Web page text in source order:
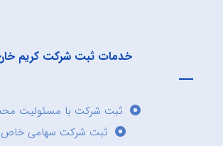
خدمات ثبت شرکت کریم
ثبت شرکت با مسئولیت
ثبت شرکت سهامی خاص